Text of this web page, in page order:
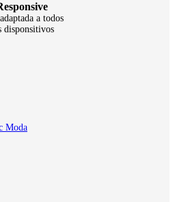
a todos
disponsitivos
Moda